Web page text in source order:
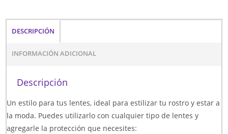
DESCRIPCIÓN
INFORMACIÓN ADICIONAL
Descripción
Un estilo para tus lentes, ideal para estilizar tu rostro y estar a
la moda. Puedes utilizarlo con cualquier tipo de lentes y
agregarle la protección que necesites: